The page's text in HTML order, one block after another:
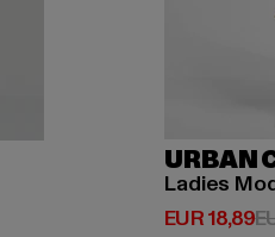
URBAN
Ladies
EUR 18,89
Huidige prijs: